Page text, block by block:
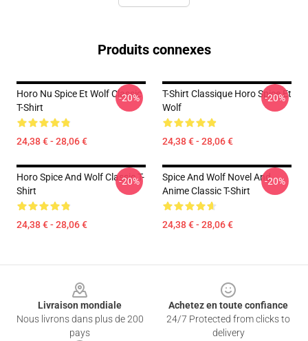
Produits connexes
Horo Nu Spice Et Wolf Classic
T-Shirt
24,38 € - 28,06 €
-20%
T-Shirt Classique Horo Spice Et
Wolf
24,38 € - 28,06 €
-20%
Horo Spice And Wolf Classic T-
Shirt
24,38 € - 28,06 €
-20%
Spice And Wolf Novel And
Anime Classic T-Shirt
24,38 € - 28,06 €
-20%
Livraison mondiale
Nous livrons dans plus de 200
pays
Achetez en toute confiance
24/7 Protected from clicks to
delivery